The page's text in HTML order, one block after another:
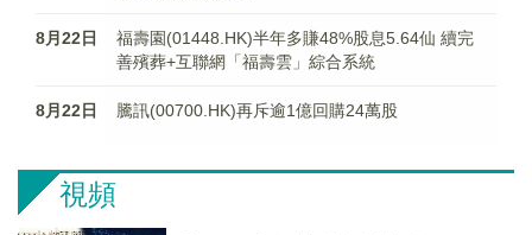
8月22日
福壽園(01448.HK)半年多賺48%股息5.64仙 續完
善殯葬+互聯網「福壽雲」綜合系統
8月22日 騰訊(00700.HK)再斥逾1億回購24萬股
視頻